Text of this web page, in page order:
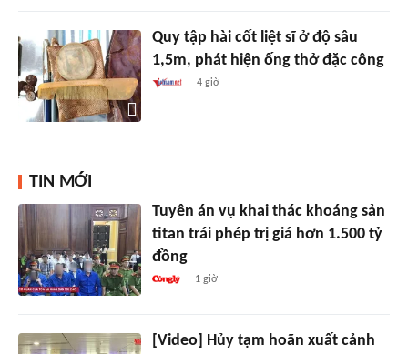
Quy tập hài cốt liệt sĩ ở độ sâu
1,5m, phát hiện ống thở đặc công
4 giờ
TIN MỚI
Tuyên án vụ khai thác khoáng sản
titan trái phép trị giá hơn 1.500 tỷ
đồng
1 giờ
[Video] Hủy tạm hoãn xuất cảnh